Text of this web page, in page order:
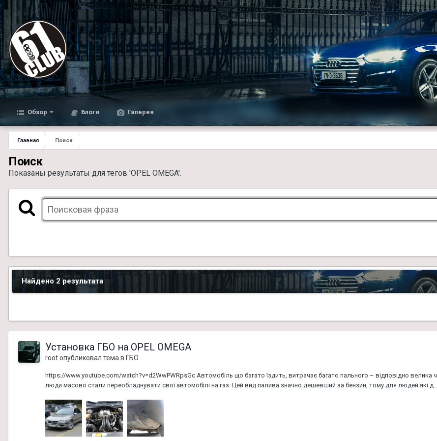
Обзор Блоги Галерея
Главная Поиск
Поиск
Показаны результаты для тегов 'OPEL OMEGA'.
Найдено 2 результата
Установка ГБО на OPEL OMEGA
rootопубликовал тема в ГБО
https://www.youtube.com/watch?v=d2WwPWRpsGc Автомобіль що багато їздить, витрачає багато пального – відповідно
люди масово стали переобладнувати свої автомобілі на газ. Цей вид палива значно дешевший за бензин, тому для людей які